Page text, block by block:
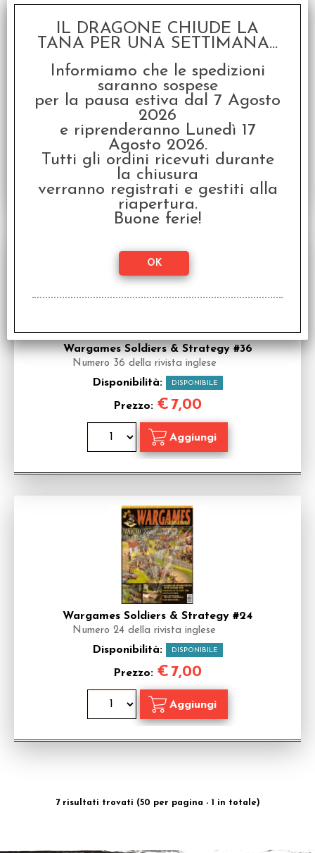
Wargames Soldiers & Strategy #37
Numero 37 della rivista inglese
Disponibilità: DISPONIBILE
Prezzo: €7,00
Wargames Soldiers & Strategy #36
Numero 36 della rivista inglese
Disponibilità: DISPONIBILE
Prezzo: € 7,00
Wargames Soldiers & Strategy #24
Numero 24 della rivista inglese
Disponibilità: DISPONIBILE
Prezzo: € 7,00
7 risultati trovati (50 per pagina - 1 in totale)
IL DRAGONE CHIUDE LA
TANA PER UNA SETTIMANA...
Informiamo che le spedizioni
saranno sospese
per la pausa estiva dal 7 Agosto
2026
e riprenderanno Lunedì 17
Agosto 2026.
Tutti gli ordini ricevuti durante
la chiusura
verranno registrati e gestiti alla
riapertura.
Buone ferie!